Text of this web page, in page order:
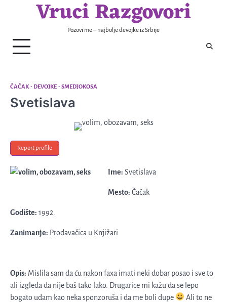
Vruci Razgovori
Pozovi me – najbolje devojke iz Srbije
ČAČAK DEVOJKE SMEDJOKOSA
Svetislava
Report profile
Ime: Svetislava
Mesto: Čačak
Godište: 1992.
Zanimanje: Prodavačica u Knjižari
Opis: Mislila sam da ću nakon faxa imati neki dobar posao i sve to
ali izgleda da nije baš tako lako. Drugarice mi kažu da se lepo
bogato udam kao neka sponzoruša i da me boli dupe
Ali to ne